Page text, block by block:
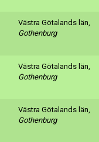
Västra Götalands län,
Gothenburg
Västra Götalands län,
Gothenburg
Västra Götalands län,
Gothenburg